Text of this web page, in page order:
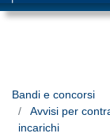
Bandi e concorsi
Avvisi per
incarichi